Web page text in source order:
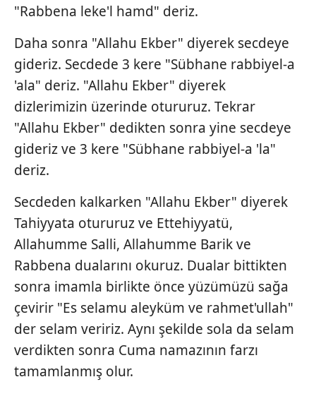
"Rabbena leke'l hamd" deriz.
Daha sonra "Allahu Ekber" diyerek secdeye
gideriz. Secdede 3 kere "Sübhane rabbiyel-a
'ala" deriz. "Allahu Ekber" diyerek
dizlerimizin üzerinde otururuz. Tekrar
"Allahu Ekber" dedikten sonra yine secdeye
gideriz ve 3 kere "Sübhane rabbiyel-a 'la"
deriz.
Secdeden kalkarken "Allahu Ekber" diyerek
Tahiyyata otururuz ve Ettehiyyatü,
Allahumme Salli, Allahumme Barik ve
Rabbena dualarını okuruz. Dualar bittikten
sonra imamla birlikte önce yüzümüzü sağa
çevirir "Es selamu aleyküm ve rahmet'ullah"
der selam veririz. Aynı şekilde sola da selam
verdikten sonra Cuma namazının farzı
tamamlanmış olur.